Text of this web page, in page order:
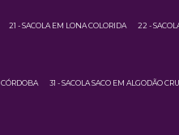
21 - SACOLA EM LONA COLORIDA 22 -
31 - SACOLA SACO EM ALGODÃO CRU